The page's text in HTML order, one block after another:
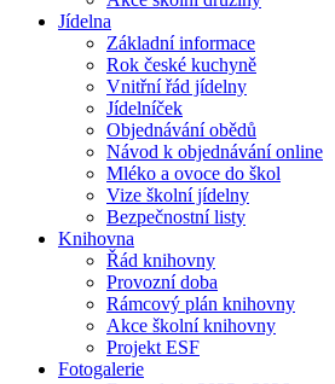
Jídelna
Základní informace
Rok české kuchyně
Vnitřní řád jídelny
Jídelníček
Objednávání obědů
Návod k objednávání online
Mléko a ovoce do škol
Vize školní jídelny
Bezpečnostní listy
Knihovna
Řád knihovny
Provozní doba
Rámcový plán knihovny
Akce školní knihovny
Projekt ESF
Fotogalerie